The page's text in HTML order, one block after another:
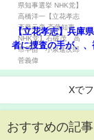
【立花孝志】兵庫
者に捜査の手が、
の可能性が。この
を報道し
Xで
おすすめの記事